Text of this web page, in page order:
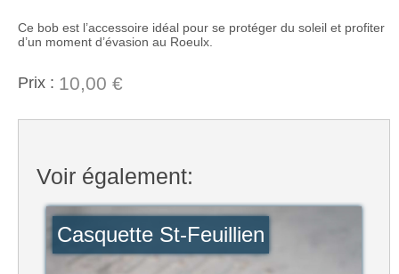
Ce bob est l’accessoire idéal pour se protéger du soleil et profiter
d’un moment d’évasion au Roeulx.
Prix : 10,00 €
Voir également:
Casquette St-Feuillien